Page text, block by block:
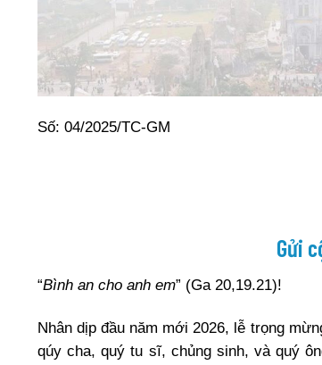
Số: 04/2025/TC-GM
Gửi
“Bình an cho anh em” (Ga 20,19.21)!
Nhân dịp đầu năm mới 2026, lễ trọng
qúy cha, quý tu sĩ, chủng sinh, và quý